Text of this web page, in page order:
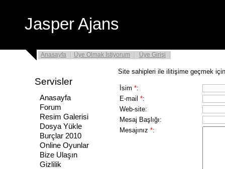
Jasper Ajans
Anasayfa Üye Olmak İstiyorum Üye Girişi
Servisler
Anasayfa
Forum
Resim Galerisi
Dosya Yükle
Burçlar 2010
Online Oyunlar
Bize Ulaşın
Gizlilik
Site sahipleri ile ilitişime geçmek
İsim *:
E-mail *:
Web-site:
Mesaj Başlığı:
Mesajınız *: